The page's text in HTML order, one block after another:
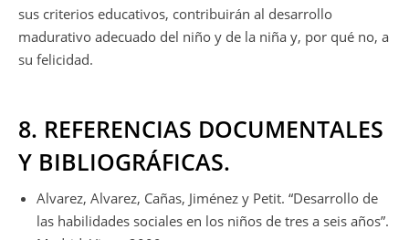
sus criterios educativos, contribuirán al desarrollo
madurativo adecuado del niño y de la niña y, por qué no, a
su felicidad.
8. REFERENCIAS DOCUMENTALES
Y BIBLIOGRÁFICAS.
Alvarez, Alvarez, Cañas, Jiménez y Petit. “Desarrollo de
las habilidades sociales en los niños de tres a seis años”.